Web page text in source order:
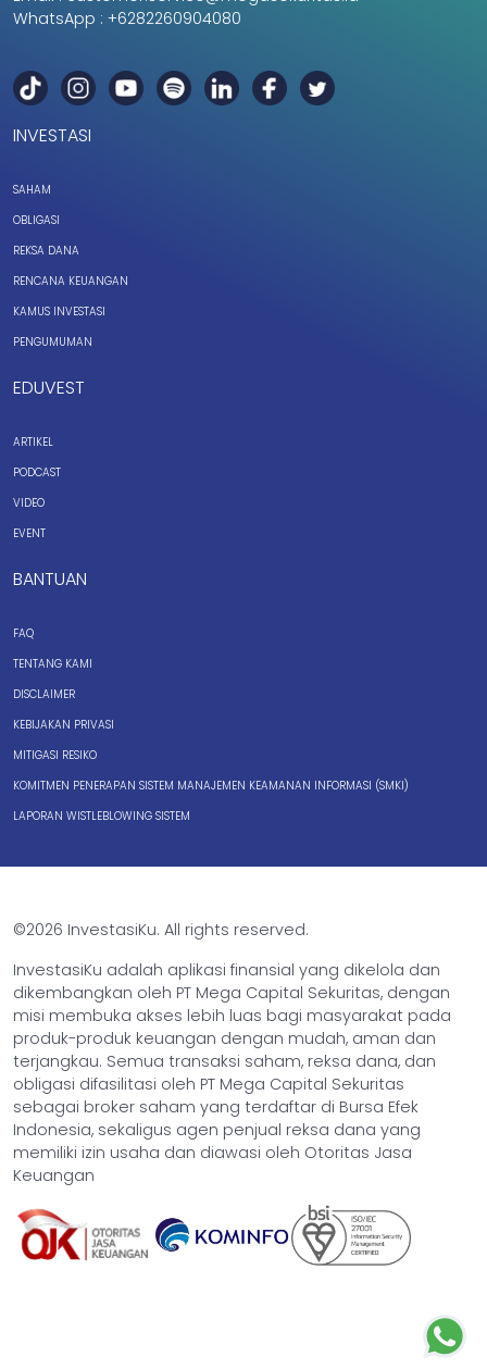
WhatsApp : +6282260904080
INVESTASI
SAHAM
OBLIGASI
REKSA DANA
RENCANA KEUANGAN
KAMUS INVESTASI
PENGUMUMAN
EDUVEST
ARTIKEL
PODCAST
VIDEO
EVENT
BANTUAN
FAQ
TENTANG KAMI
DISCLAIMER
KEBIJAKAN PRIVASI
MITIGASI RESIKO
KOMITMEN PENERAPAN SISTEM MANAJEMEN KEAMANAN INFORMASI (SMKI)
LAPORAN WISTLEBLOWING SISTEM
©2026 InvestasiKu. All rights reserved.
InvestasiKu adalah aplikasi finansial yang dikelola dan
dikembangkan oleh PT Mega Capital Sekuritas, dengan
misi membuka akses lebih luas bagi masyarakat pada
produk-produk keuangan dengan mudah, aman dan
terjangkau. Semua transaksi saham, reksa dana, dan
obligasi difasilitasi oleh PT Mega Capital Sekuritas
sebagai broker saham yang terdaftar di Bursa Efek
Indonesia, sekaligus agen penjual reksa dana yang
memiliki izin usaha dan diawasi oleh Otoritas Jasa
Keuangan